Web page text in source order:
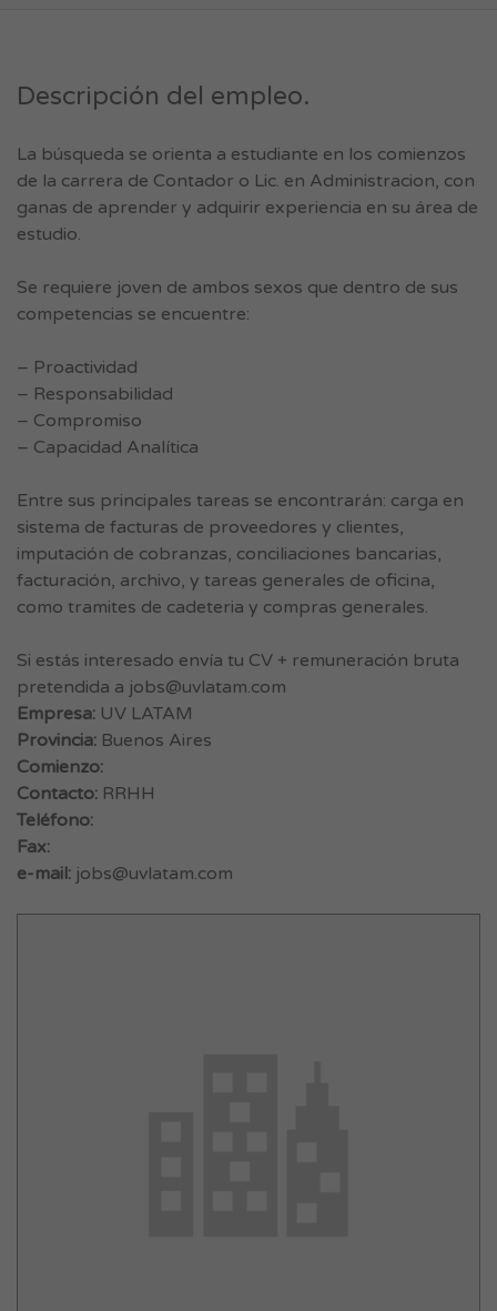
Descripción del empleo.
La búsqueda se orienta a estudiante en los comienzos
de la carrera de Contador o Lic. en Administracion, con
ganas de aprender y adquirir experiencia en su área de
estudio.
Se requiere joven de ambos sexos que dentro de sus
competencias se encuentre:
– Proactividad
– Responsabilidad
– Compromiso
– Capacidad Analítica
Entre sus principales tareas se encontrarán: carga en
sistema de facturas de proveedores y clientes,
imputación de cobranzas, conciliaciones bancarias,
facturación, archivo, y tareas generales de oficina,
como tramites de cadeteria y compras generales.
Si estás interesado envía tu CV + remuneración bruta
pretendida a jobs@uvlatam.com
Empresa: UV LATAM
Provincia: Buenos Aires
Comienzo:
Contacto: RRHH
Teléfono:
Fax:
e-mail: jobs@uvlatam.com